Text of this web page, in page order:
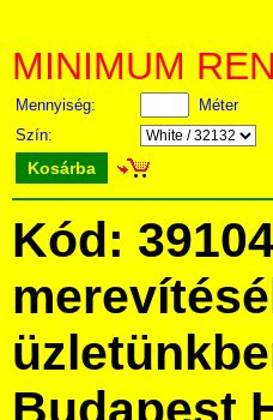
MINIMUM
Mennyiség:
Méter
Szín:
Kosárba
Kód: